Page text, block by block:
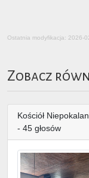
Ostatnia modyfikacja: 2026-
Zobacz
Kościół
- 45 głosów